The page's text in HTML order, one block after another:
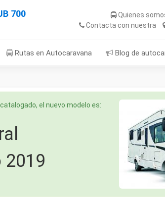
700
Quienes
Contacta con nuestra
Rutas en Autocaravana Blog de
el nuevo modelo es:
2019